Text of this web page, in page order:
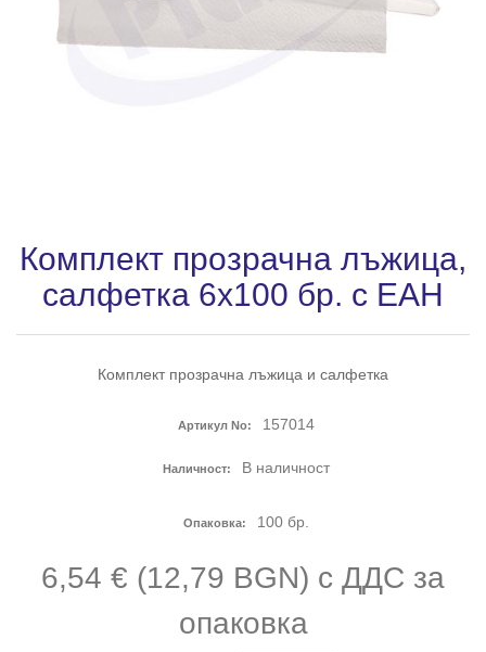
Комплект прозрачна лъжица,
салфетка 6х100 бр. с ЕАН
Комплект прозрачна лъжица и салфетка
Артикул No: 157014
Наличност: В наличност
Опаковка: 100 бр.
6,54 € (12,79 BGN) с ДДС за
опаковка